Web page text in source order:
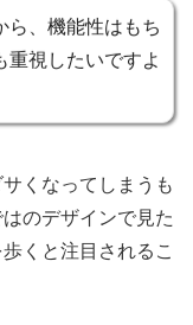
ら、機能性はもち
重視したいですよ
くなってしまうも
のデザインで見た
くと注目されるこ